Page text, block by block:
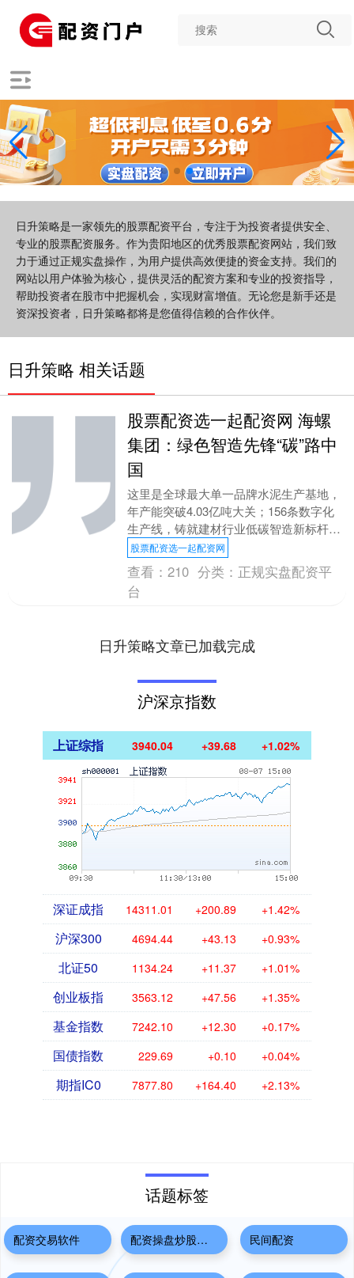
日升策略是一家领先的股票配资平台，专注于为投资者提供安全、
专业的股票配资服务。作为贵阳地区的优秀股票配资网站，我们致
力于通过正规实盘操作，为用户提供高效便捷的资金支持。我们的
网站以用户体验为核心，提供灵活的配资方案和专业的投资指导，
帮助投资者在股市中把握机会，实现财富增值。无论您是新手还是
资深投资者，日升策略都将是您值得信赖的合作伙伴。
日升策略 相关话题
股票配资选一起配资网 海螺
集团：绿色智造先锋“碳”路中
国
这里是全球最大单一品牌水泥生产基地，
年产能突破4.03亿吨大关；156条数字化
生产线，铸就建材行业低碳智造新标杆。
安徽海螺集团(以下简称“海螺集团”)正通
过“智....
股票配资选一起配资网
查看：210 分类： 正规实盘配资平
台
日升策略文章已加载完成
沪深京指数
上证综指 3940.04 +39.68 +1.02%
深证成指 14311.01 +200.89 +1.42%
沪深300 4694.44 +43.13 +0.93%
北证50 1134.24 +11.37 +1.01%
创业板指 3563.12 +47.56 +1.35%
基金指数 7242.10 +12.30 +0.17%
国债指数 229.69 +0.10 +0.04%
期指IC0 7877.80 +164.40 +2.13%
话题标签
配资交易软件 配资操盘炒股配资开户 民间配资